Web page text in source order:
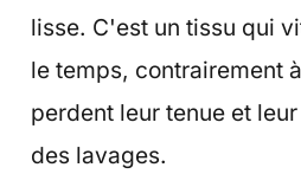
lisse. C'est un tissu qui
le temps, contrairement
perdent leur tenue et
des lavages.